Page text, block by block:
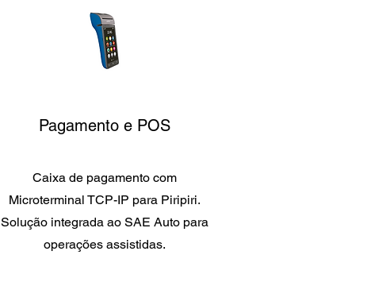
Pagamento e POS
Caixa de pagamento com
Microterminal TCP-IP para Piripiri.
Solução integrada ao SAE Auto para
operações assistidas.